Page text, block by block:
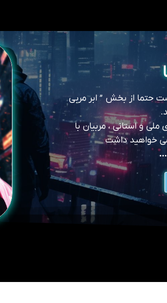
حتما از بخش ” ابر مربی
و استانی ، مربیان با
خواهید داشت